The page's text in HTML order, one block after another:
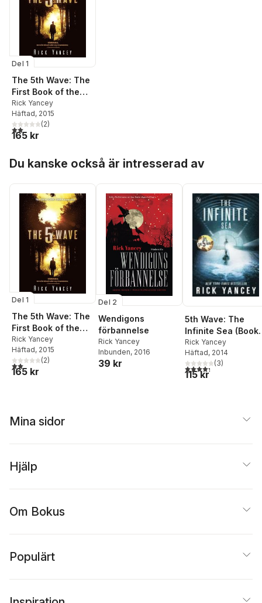
Del 1
The 5th Wave: The
First Book of the
5th Wave Series
Rick Yancey
Häftad, 2015
2,0utav 5 stjärnor. Totalt antal röster:
(2)
165 kr
Du kanske också är intresserad av
Del 1
The 5th Wave: The
First Book of the
5th Wave Series
Rick Yancey
Häftad, 2015
2,0utav 5 stjärnor. Totalt antal röster:
(2)
165 kr
Del 2
Wendigons
förbannelse
Rick Yancey
Inbunden, 2016
39 kr
5th Wave: The
Infinite Sea (Book
2)
Rick Yancey
Häftad, 2014
4,3utav 5 stjärnor.
(3)
115 kr
Mina sidor
Hjälp
Om Bokus
Populärt